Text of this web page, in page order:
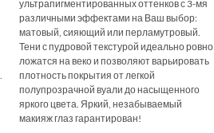
ультрапигментированных оттенков с 3-мя
различными эффектами на Ваш выбор:
матовый, сияющий или перламутровый.
Тени с пудровой текстурой идеально ровно
ложатся на веко и позволяют варьировать
плотность покрытия от легкой
полупрозрачной вуали до насыщенного
яркого цвета. Яркий, незабываемый
макияж глаз гарантирован!